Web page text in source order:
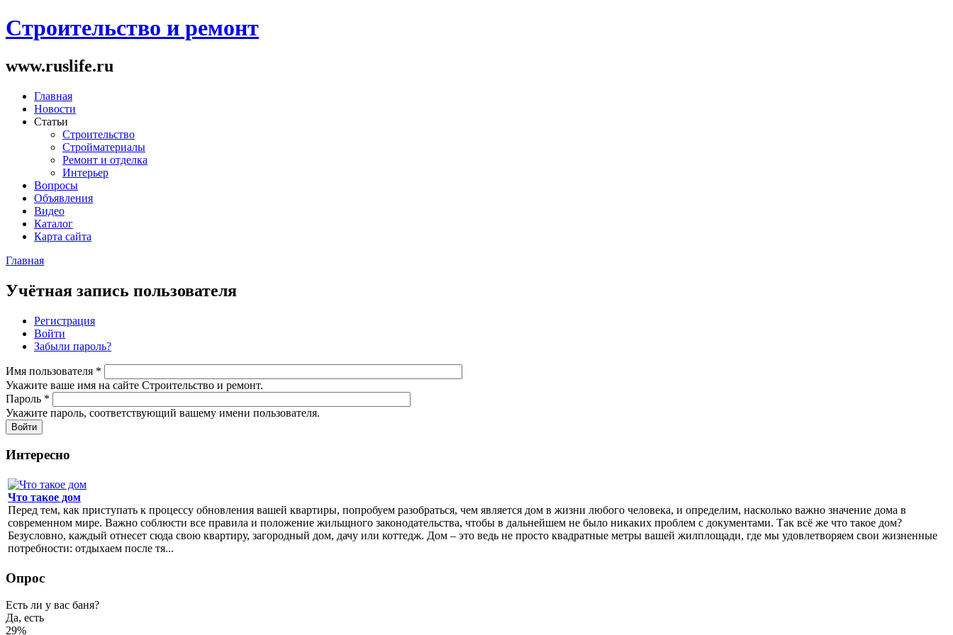
Строительство и ремонт
www.ruslife.ru
Главная
Новости
Статьи
Строительство
Стройматериалы
Ремонт и отделка
Интерьер
Вопросы
Объявления
Видео
Каталог
Карта сайта
Главная
Учётная запись пользователя
Регистрация
Войти
Забыли пароль?
Имя пользователя *
Укажите ваше имя на сайте Строительство и ремонт.
Пароль *
Укажите пароль, соответствующий вашему имени пользователя.
Интересно
Что такое дом
Перед тем, как приступать к процессу обновления вашей квартиры, попробуем разобраться, чем является дом в жизни любого человека, и определим, насколько важно значение дома в
современном мире. Важно соблюсти все правила и положение жильщного законодательства, чтобы в дальнейшем не было никаких проблем с документами. Так всё же что такое дом?
Безусловно, каждый отнесет сюда свою квартиру, загородный дом, дачу или коттедж. Дом – это ведь не просто квадратные метры вашей жилплощади, где мы удовлетворяем свои жизненные
потребности: отдыхаем после тя...
Опрос
Есть ли у вас баня?
Да, есть
29%